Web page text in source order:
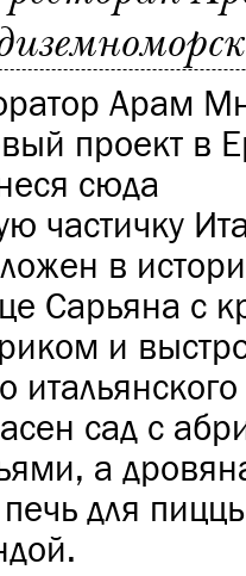
Арам
проект в
сюда
частичку
в
Сарьяна с
и
сад с
а
для